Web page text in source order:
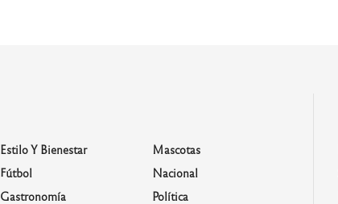
Estilo Y Bienestar
Fútbol
Gastronomía
Mascotas
Nacional
Política